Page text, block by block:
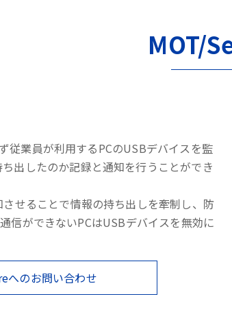
MOT/
従業員が利用するPCのUSBデバイスを監
出したのか記録と通知を行うことができ
せることで情報の持ち出しを牽制し、防
信ができないPCはUSBデバイスを無効に
へのお問い合わせ